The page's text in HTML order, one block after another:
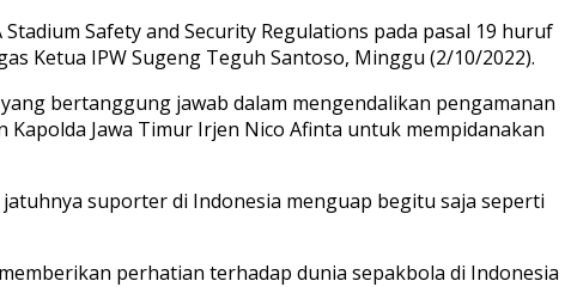
Safety and Security Regulations pada pasal 19 huruf
Ketua IPW Sugeng Teguh Santoso, Minggu (2/10/2022).
bertanggung jawab dalam mengendalikan pengamanan
Jawa Timur Irjen Nico Afinta untuk mempidanakan
suporter di Indonesia menguap begitu saja seperti
perhatian terhadap dunia sepakbola di Indonesia